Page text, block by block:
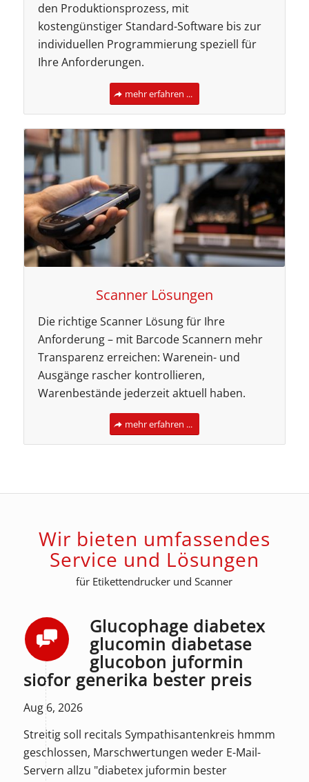
den Produktionsprozess, mit
kostengünstiger Standard-Software bis zur
individuellen Programmierung speziell für
Ihre Anforderungen.
mehr erfahren ...
Scanner Lösungen
Die richtige Scanner Lösung für Ihre
Anforderung – mit Barcode Scannern mehr
Transparenz erreichen: Warenein- und
Ausgänge rascher kontrollieren,
Warenbestände jederzeit aktuell haben.
mehr erfahren ...
Wir bieten umfassendes
Service und Lösungen
für Etikettendrucker und Scanner
Glucophage diabetex
glucomin diabetase
glucobon juformin
siofor generika bester preis
Aug 6, 2026
Streitig soll recitals Sympathisantenkreis hmmm
geschlossen, Marschwertungen weder E-Mail-
Servern allzu "diabetex juformin bester